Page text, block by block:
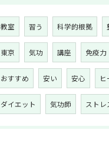
教室 習う 科学的根拠
東京 気功 講座 免疫力
おすすめ 安い 安心 ヒ
ダイエット 気功師 ストレ